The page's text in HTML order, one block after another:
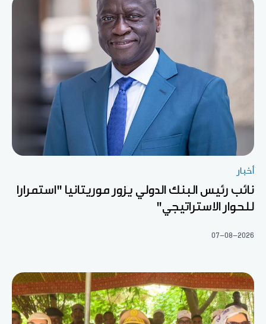
أخبار
نائب رئيس البنك الدولي يزور موريتانيا "استمرارا
للحوار الاستراتيجي"
07-08-2026